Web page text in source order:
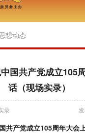
想动态
国共产党成立105
话（现场实录）
录
共产党成立105周年大会